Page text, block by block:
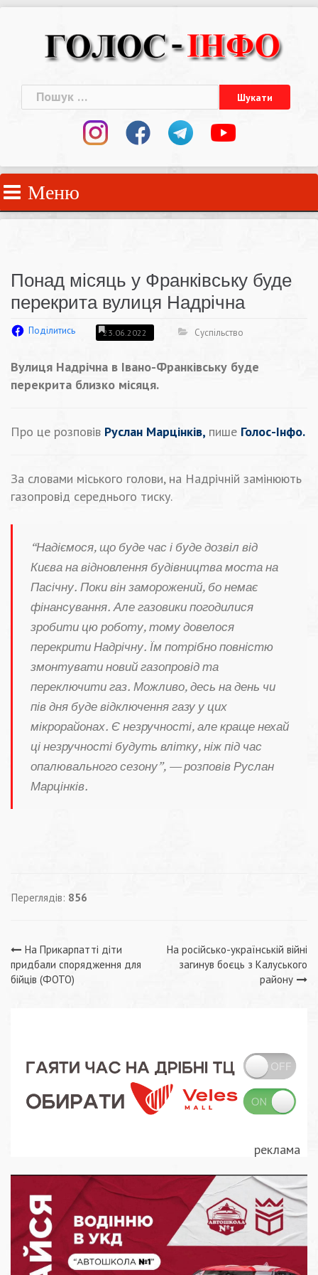
Пошук:
Меню
Понад місяць у Франківську буде
перекрита вулиця Надрічна
Поділитись 23.06.2022 Суспільство
Вулиця Надрічна в Івано-Франківську буде
перекрита близко місяця.
Про це розповів Руслан Марцінків, пише Голос-Інфо.
За словами міського голови, на Надрічній замінюють
газопровід середнього тиску.
“Надіємося, що буде час і буде дозвіл від
Києва на відновлення будівництва моста на
Пасічну. Поки він заморожений, бо немає
фінансування. Але газовики погодилися
зробити цю роботу, тому довелося
перекрити Надрічну. Їм потрібно повністю
змонтувати новий газопровід та
переключити газ. Можливо, десь на день чи
пів дня буде відключення газу у цих
мікрорайонах. Є незручності, але краще нехай
ці незручності будуть влітку, ніж під час
опалювального сезону”, — розповів Руслан
Марцінків.
Переглядів: 856
Навігація
записів
На Прикарпатті діти
придбали спорядження для
бійців (ФОТО)
На російсько-українській війні
загинув боєць з Калуського
району